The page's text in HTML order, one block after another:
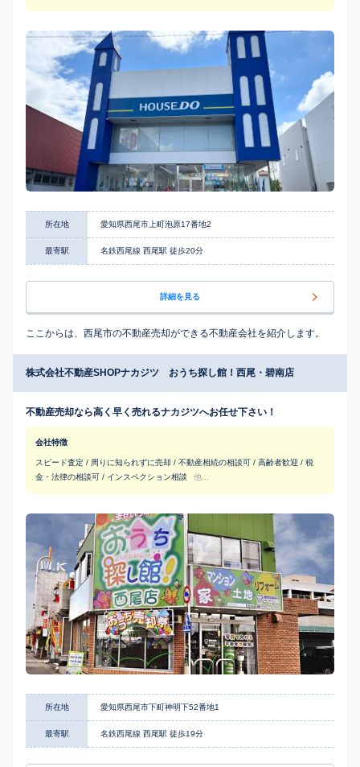
所在地 愛知県西尾市上町泡原17番地2
最寄駅 名鉄西尾線 西尾駅 徒歩20分
詳細を見る
ここからは、西尾市の不動産売却ができる不動産会社を紹介します。
株式会社不動産SHOPナカジツ おうち探し館！西尾・碧南店
不動産売却なら高く早く売れるナカジツへお任せ下さい！
会社特徴
スピード査定 / 周りに知られずに売却 / 不動産相続の相談可 / 高齢者歓迎 / 税
金・法律の相談可 / インスペクション相談
他...
所在地 愛知県西尾市下町神明下52番地1
最寄駅 名鉄西尾線 西尾駅 徒歩19分